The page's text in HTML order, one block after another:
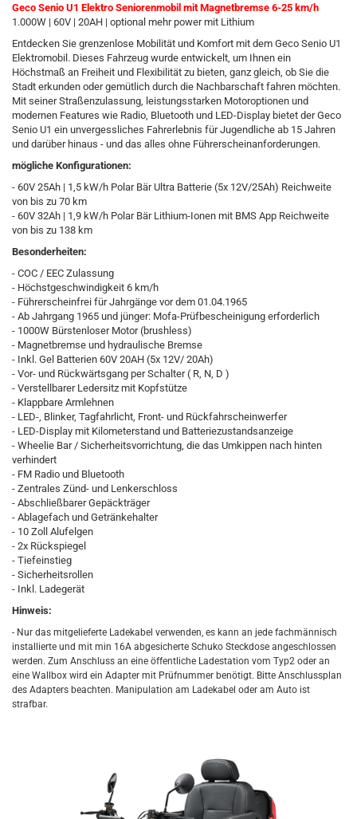
Geco Senio U1 Elektro Seniorenmobil mit Magnetbremse 6-25 km/h
1.000W | 60V | 20AH | optional mehr power mit Lithium
Entdecken Sie grenzenlose Mobilität und Komfort mit dem Geco Senio U1
Elektromobil. Dieses Fahrzeug wurde entwickelt, um Ihnen ein
Höchstmaß an Freiheit und Flexibilität zu bieten, ganz gleich, ob Sie die
Stadt erkunden oder gemütlich durch die Nachbarschaft fahren möchten.
Mit seiner Straßenzulassung, leistungsstarken Motoroptionen und
modernen Features wie Radio, Bluetooth und LED-Display bietet der Geco
Senio U1 ein unvergessliches Fahrerlebnis für Jugendliche ab 15 Jahren
und darüber hinaus - und das alles ohne Führerscheinanforderungen.
mögliche Konfigurationen:
- 60V 25Ah | 1,5 kW/h Polar Bär Ultra Batterie (5x 12V/25Ah) Reichweite
von bis zu 70 km
- 60V 32Ah | 1,9 kW/h Polar Bär Lithium-Ionen mit BMS App Reichweite
von bis zu 138 km
Besonderheiten:
- COC / EEC Zulassung
- Höchstgeschwindigkeit 6 km/h
- Führerscheinfrei für Jahrgänge vor dem 01.04.1965
- Ab Jahrgang 1965 und jünger: Mofa-Prüfbescheinigung erforderlich
- 1000W Bürstenloser Motor (brushless)
- Magnetbremse und hydraulische Bremse
- Inkl. Gel Batterien 60V 20AH (5x 12V/ 20Ah)
- Vor- und Rückwärtsgang per Schalter ( R, N, D )
- Verstellbarer Ledersitz mit Kopfstütze
- Klappbare Armlehnen
- LED-, Blinker, Tagfahrlicht, Front- und Rückfahrscheinwerfer
- LED-Display mit Kilometerstand und Batteriezustandsanzeige
- Wheelie Bar / Sicherheitsvorrichtung, die das Umkippen nach hinten
verhindert
- FM Radio und Bluetooth
- Zentrales Zünd- und Lenkerschloss
- Abschließbarer Gepäckträger
- Ablagefach und Getränkehalter
- 10 Zoll Alufelgen
- 2x Rückspiegel
- Tiefeinstieg
- Sicherheitsrollen
- Inkl. Ladegerät
Hinweis:
- Nur das mitgelieferte Ladekabel verwenden, es kann an jede fachmännisch
installierte und mit min 16A abgesicherte Schuko Steckdose angeschlossen
werden. Zum Anschluss an eine öffentliche Ladestation vom Typ2 oder an
eine Wallbox wird ein Adapter mit Prüfnummer benötigt. Bitte Anschlussplan
des Adapters beachten. Manipulation am Ladekabel oder am Auto ist
strafbar.